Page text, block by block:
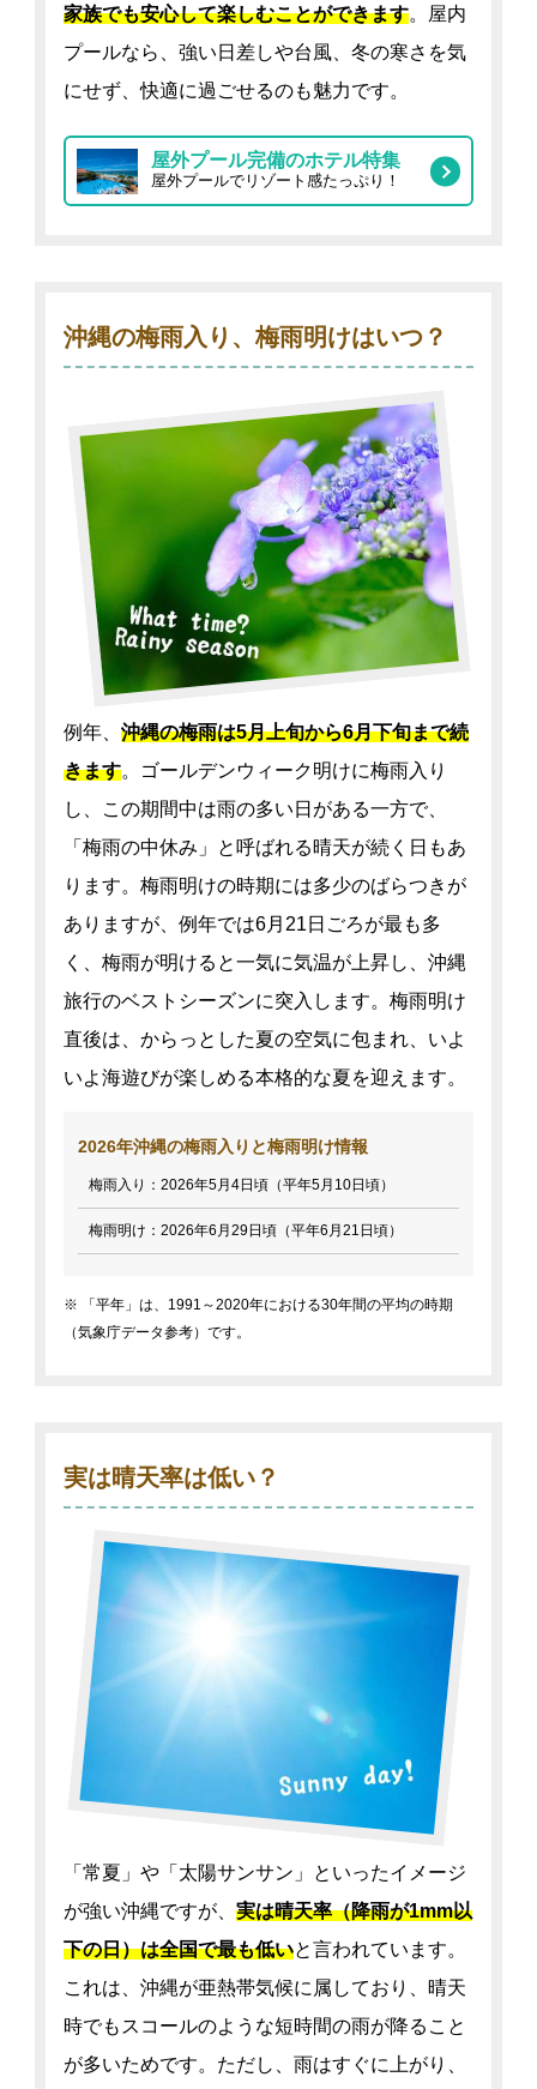
家族でも安心して楽しむことができます。屋内
プールなら、強い日差しや台風、冬の寒さを気
にせず、快適に過ごせるのも魅力です。
屋外プール完備のホテル特集
屋外プールでリゾート感たっぷり！
沖縄の梅雨入り、梅雨明けはいつ？
例年、 沖縄の梅雨は5月上旬から6月下旬まで続
きます。ゴールデンウィーク明けに梅雨入り
し、この期間中は雨の多い日がある一方で、
「梅雨の中休み」と呼ばれる晴天が続く日もあ
ります。梅雨明けの時期には多少のばらつきが
ありますが、例年では6月21日ごろが最も多
く、梅雨が明けると一気に気温が上昇し、沖縄
旅行のベストシーズンに突入します。梅雨明け
直後は、からっとした夏の空気に包まれ、いよ
いよ海遊びが楽しめる本格的な夏を迎えます。
2026年沖縄の梅雨入りと梅雨明け情報
梅雨入り：2026年5月4日頃（平年5月10日頃）
梅雨明け：2026年6月29日頃（平年6月21日頃）
※ 「平年」は、1991～2020年における30年間の平均の時期
（気象庁データ参考）です。
実は晴天率は低い？
「常夏」や「太陽サンサン」といったイメージ
が強い沖縄ですが、 実は晴天率（降雨が1mm以
下の日）は全国で最も低いと言われています。
これは、沖縄が亜熱帯気候に属しており、晴天
時でもスコールのような短時間の雨が降ること
が多いためです。ただし、雨はすぐに上がり、